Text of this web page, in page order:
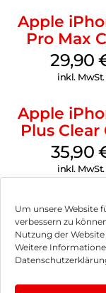
Um unsere Website
verbessern zu
Nutzung der
Weitere
Apple
Pro Max
Case29,90
inkl. MwSt.
Apple
Plus Clear
35,90
inkl. MwSt.
Impressum